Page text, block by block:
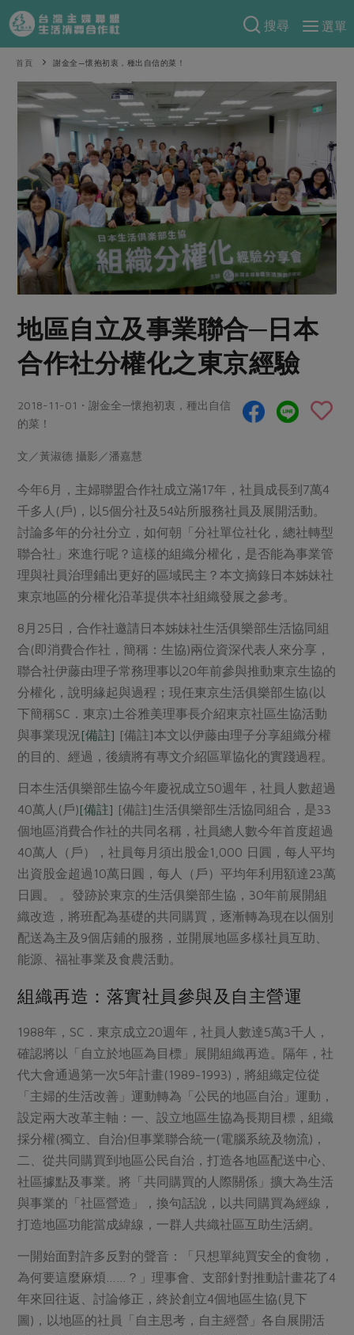
搜尋
選單
產品分類
當季蔬果
一籃菜 當令水果
蕈菇類
辛香料類
奶蛋豆・五穀
蛋 乳製品
豆製品 米麵雜糧
肉品・水產
畜產肉類 水產
調理食材・點心
調味醬料/南北貨
休閒零嘴 沖泡飲品
保健食品
居家好物
美妝保養 個人清潔
家庭清潔 織品
日用品 圖書禮品
防災用品
最新產品
優惠專區
素食專區
食譜料理
米食
麵食
肉食
海鮮
常備菜
蛋料理
烘焙．點心
漬物
涼拌沙拉
飲品
異國料理
年菜食譜
養身食補
節慶大餐
高麗菜海鮮煎餅
特別企畫
預購活動
把最好的台灣味帶回家！
防災用品預購圓滿結束
2026年端午節預購圓滿結束
更多預購活動
當季產品
合作25-經典快閃最後一週
合作25-精選產品第四彈
合作25-精選產品第三彈
更多當季產品
議題活動
30%rPET紅烏龍茶
2024農業發展計畫年度報告
更多議題活動
把最好的台灣味帶回家！
綠主張
觀點文章
主婦食堂 一籃菜真心話
社內大小事 合作聯合國
樂齡生活 親子食育
廚房瑜伽
關注議題
非基改運動
廢核運動 能源議題
公益金 食農教育
更多議題
生活者e週報
典藏閱覽室
關於合作社
認識合作社
合作社組織
員工與求才
產品檢驗
自主把關
檢驗報告
硝酸鹽檢驗
社員權益
合作社法規
社務專區
選舉專區
媒體報導
下載專區
地區活動
社務會議 地區活動
活動報下載
重要公告
首頁 謝金全—懷抱初衷，種出自信的菜！
地區自立及事業聯合─日本
合作社分權化之東京經驗
2018-11-01・謝金全—懷抱初衷，種出自信
的菜！
文／黃淑德 攝影／潘嘉慧
今年6月，主婦聯盟合作社成立滿17年，社員成長到7萬4
千多人(戶)，以5個分社及54站所服務社員及展開活動。
討論多年的分社分立，如何朝「分社單位社化，總社轉型
聯合社」來進行呢？這樣的組織分權化，是否能為事業管
理與社員治理鋪出更好的區域民主？本文摘錄日本姊妹社
東京地區的分權化沿革提供本社組織發展之參考。
8月25日，合作社邀請日本姊妹社生活俱樂部生活協同組
合(即消費合作社，簡稱：生協)兩位資深代表人來分享，
聯合社伊藤由理子常務理事以20年前參與推動東京生協的
分權化，說明緣起與過程；現任東京生活俱樂部生協(以
下簡稱SC．東京)土谷雅美理事長介紹東京社區生協活動
與事業現況 [備註] [備註]本文以伊藤由理子分享組織分權
的目的、經過，後續將有專文介紹區單協化的實踐過程。
日本生活俱樂部生協今年慶祝成立50週年，社員人數超過
40萬人(戶)[備註] [備註]生活俱樂部生活協同組合，是33
個地區消費合作社的共同名稱，社員總人數今年首度超過
40萬人（戶），社員每月須出股金1,000 日圓，每人平均
出資股金超過10萬日圓，每人（戶）平均年利用額達23萬
日圓。
。發跡於東京的生活俱樂部生協，30年前展開組
織改造，將班配為基礎的共同購買，逐漸轉為現在以個別
配送為主及9個店鋪的服務，並開展地區多樣社員互助、
能源、福祉事業及食農活動。
組織再造：落實社員參與及自主營運
1988年，SC．東京成立20週年，社員人數達5萬3千人，
確認將以「自立於地區為目標」展開組織再造。隔年，社
代大會通過第一次5年計畫(1989-1993)，將組織定位從
「主婦的生活改善」運動轉為「公民的地區自治」運動，
設定兩大改革主軸：一、設立地區生協為長期目標，組織
採分權(獨立、自治)但事業聯合統一(電腦系統及物流)，
二、從共同購買到地區公民自治，打造各地區配送中心、
社區據點及事業。將「共同購買的人際關係」擴大為生活
與事業的「社區營造」，換句話說，以共同購買為經線，
打造地區功能當成緯線，一群人共織社區互助生活網。
一開始面對許多反對的聲音：「只想單純買安全的食物，
為何要這麼麻煩……？」理事會、支部針對推動計畫花了4
年來回往返、討論修正，終於創立4個地區生協(見下
圖)，以地區的社員「自主思考，自主經營」各自展開活